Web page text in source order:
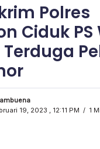
Polres
Ciduk PS
19, 2023 , 12:11 PM
1